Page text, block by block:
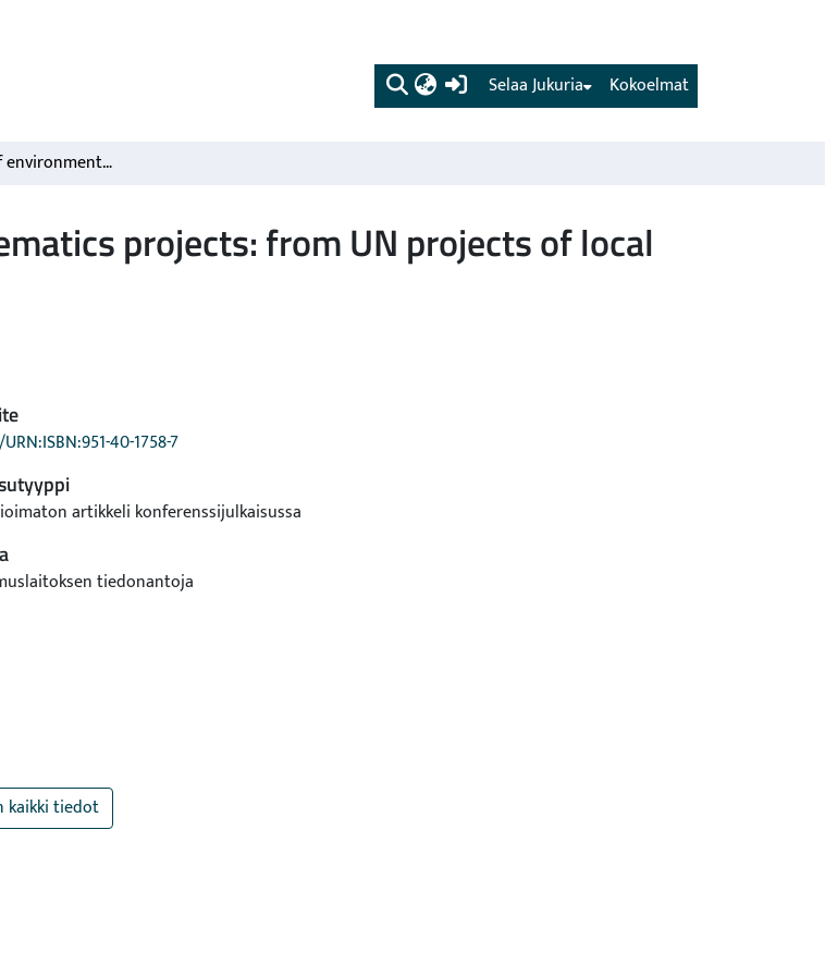
(current) Kokoelmat
Selaa Jukuria
Integration of environmental telematics projects: from UN projects of local authorities'' projects
projects: from UN projects of local
40-1758-7
artikkeli konferenssijulkaisussa
tiedonantoja
kaikki tiedot